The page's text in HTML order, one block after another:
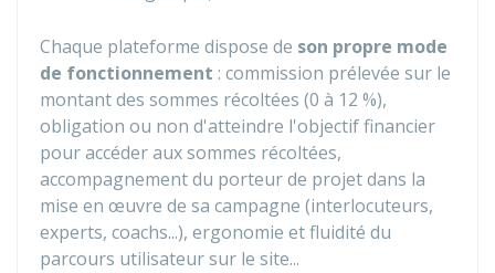
Chaque plateforme dispose de son propre mode
de fonctionnement : commission prélevée sur le
montant des sommes récoltées (0 à 12 %),
obligation ou non d'atteindre l'objectif financier
pour accéder aux sommes récoltées,
accompagnement du porteur de projet dans la
mise en œuvre de sa campagne (interlocuteurs,
experts, coachs...), ergonomie et fluidité du
parcours utilisateur sur le site...